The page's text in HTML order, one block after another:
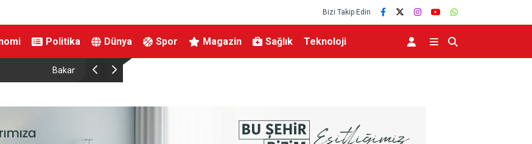
Bizi Takip Edin
Politika Dünya Spor Magazin Sağlık Teknoloji
İnegöl’de orman yangını; Havadan ve karadan müdahale başlatıldı